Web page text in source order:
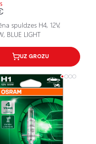
spuldzes H4, 12V,
BLUE LIGHT
UZ GROZU